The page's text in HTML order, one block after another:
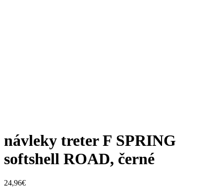
návleky treter F SPRING
softshell ROAD, černé
24,96€